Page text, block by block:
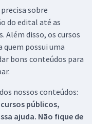
sobre
do edital até as
Além disso, os cursos
quem possui uma
bons conteúdos para
nossos conteúdos:
públicos,
ajuda. Não fique de